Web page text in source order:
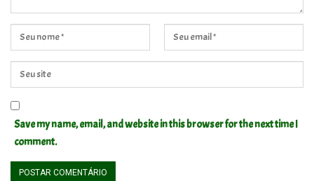
Save my name, email, and website in this browser for the next time I
comment.